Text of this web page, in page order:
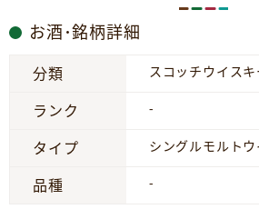
お酒･銘柄詳細
分類 スコッチウイスキ
ランク -
タイプ シングルモルト
品種 -